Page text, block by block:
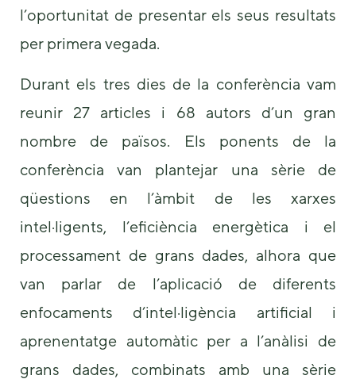
l’oportunitat de presentar els seus resultats
per primera vegada.
Durant els tres dies de la conferència vam
reunir 27 articles i 68 autors d’un gran
nombre de països. Els ponents de la
conferència van plantejar una sèrie de
qüestions en l’àmbit de les xarxes
intel·ligents, l’eficiència energètica i el
processament de grans dades, alhora que
van parlar de l’aplicació de diferents
enfocaments d’intel·ligència artificial i
aprenentatge automàtic per a l’anàlisi de
grans dades, combinats amb una sèrie
our website
visit. If you
refuse these
cookies,
some
functionality
will
from the
By sharing
interests and
behavior as
you visit our
site, you